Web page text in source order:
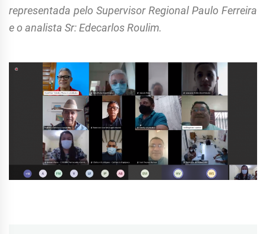
representada pelo Supervisor Regional Paulo Ferreira
e o analista Sr: Edecarlos Roulim.